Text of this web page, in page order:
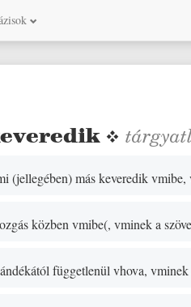
❖
(jellegében)más keveredik
közben vmibe(, vminek a
függetlenül vhova,